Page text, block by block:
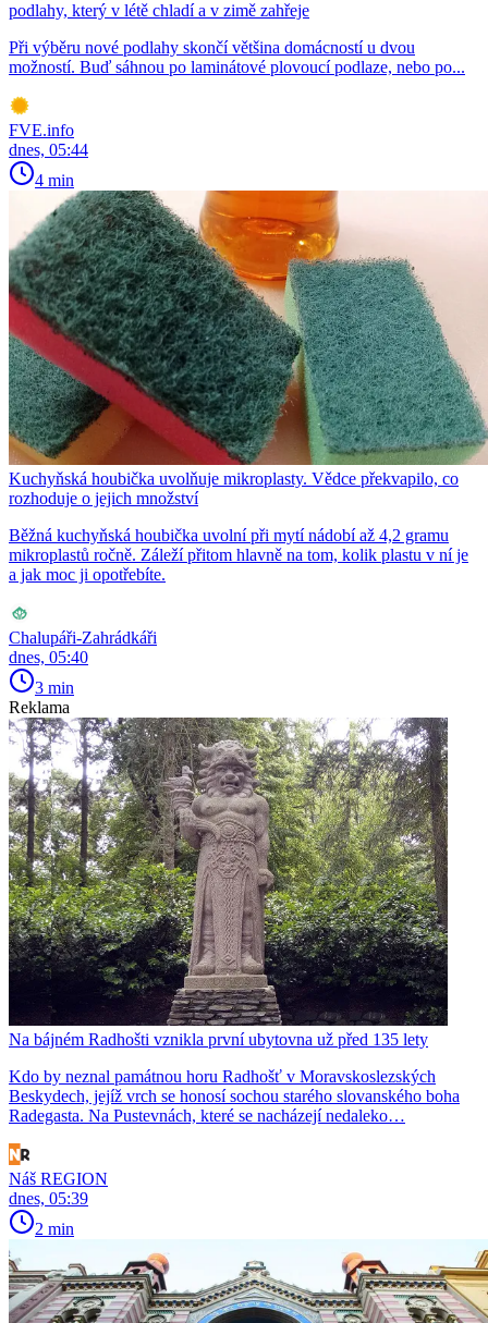
podlahy, který v létě chladí a v zimě zahřeje
Při výběru nové podlahy skončí většina domácností u dvou
možností. Buď sáhnou po laminátové plovoucí podlaze, nebo po...
FVE.info
dnes, 05:44
4 min
Kuchyňská houbička uvolňuje mikroplasty. Vědce překvapilo, co
rozhoduje o jejich množství
Běžná kuchyňská houbička uvolní při mytí nádobí až 4,2 gramu
mikroplastů ročně. Záleží přitom hlavně na tom, kolik plastu v ní je
a jak moc ji opotřebíte.
Chalupáři-Zahrádkáři
dnes, 05:40
3 min
Reklama
Na bájném Radhošti vznikla první ubytovna už před 135 lety
Kdo by neznal památnou horu Radhošť v Moravskoslezských
Beskydech, jejíž vrch se honosí sochou starého slovanského boha
Radegasta. Na Pustevnách, které se nacházejí nedaleko…
Náš REGION
dnes, 05:39
2 min